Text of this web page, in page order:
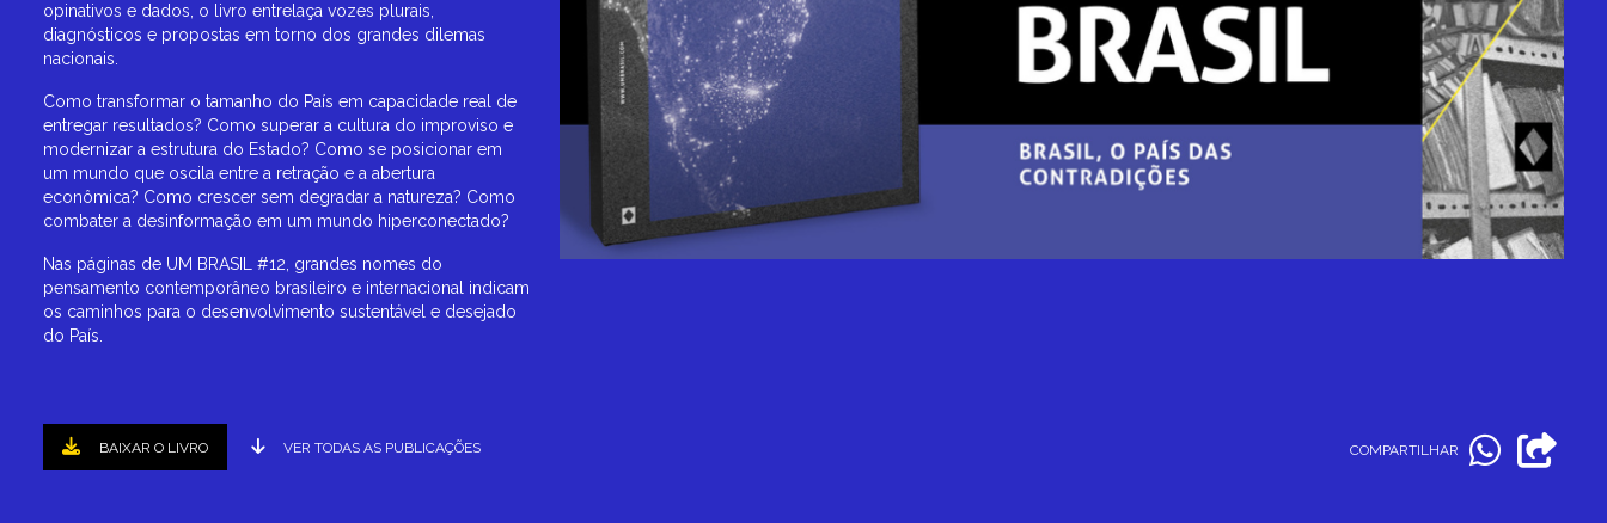
opinativos e dados, o livro entrelaça vozes plurais,
diagnósticos e propostas em torno dos grandes dilemas
nacionais.
Como transformar o tamanho do País em capacidade real de
entregar resultados? Como superar a cultura do improviso e
modernizar a estrutura do Estado? Como se posicionar em
um mundo que oscila entre a retração e a abertura
econômica? Como crescer sem degradar a natureza? Como
combater a desinformação em um mundo hiperconectado?
Nas páginas de UM BRASIL #12, grandes nomes do
pensamento contemporâneo brasileiro e internacional indicam
os caminhos para o desenvolvimento sustentável e desejado
do País.
BAIXAR O LIVRO VER TODAS AS PUBLICAÇÕES COMPARTILHAR